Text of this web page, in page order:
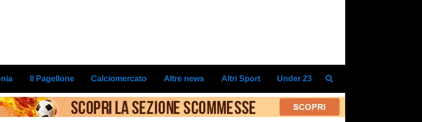
Il Pagellone Calciomercato Altre news Altri Sport Under 23